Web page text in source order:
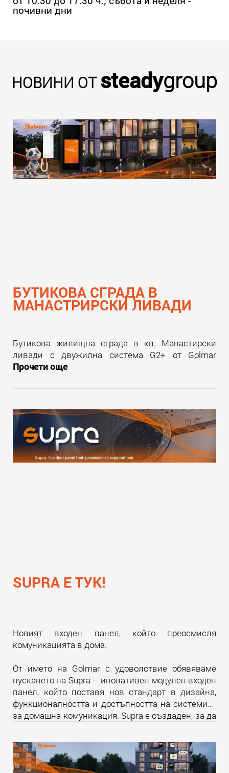
почивни дни
НОВИНИ ОТsteadygroup
БУТИКОВА СГРАДА В
МАНАСТРИРСКИ ЛИВАДИ
Бутикова жилищна сграда в кв. Манастирски
ливади с двужилна система G2+ от Golmar
Прочети още
SUPRA Е ТУК!
Новият входен панел, който преосмисля
комуникацията в дома.
От името на Golmar с удоволствие обявяваме
пускането на Supra – иновативен модулен входен
панел, който поставя нов стандарт в дизайна,
функционалността и достъпността на системите
за домашна комуникация. Supra е създаден, за да
потребители, така и за професионалистите в
бранша.Прочети още